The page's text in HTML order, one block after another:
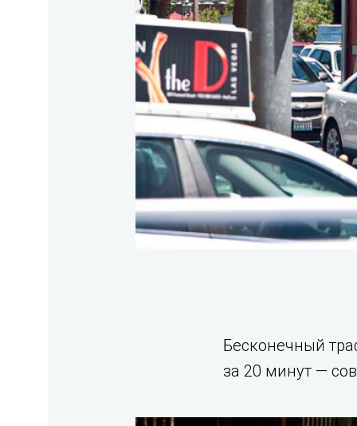
Бесконечный
за 20 минут —